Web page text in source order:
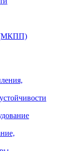
(МКПП)